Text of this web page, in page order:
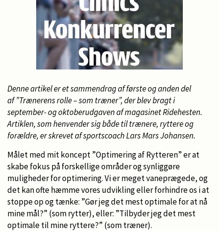
Denne artikel er et sammendrag af første og anden del
af ”Trænerens rolle – som træner”, der blev bragt i
september- og oktoberudgaven af magasinet Ridehesten.
Artiklen, som henvender sig både til trænere, ryttere og
forældre, er skrevet af sportscoach Lars Mars Johansen.
Målet med mit koncept ”Optimering af Rytteren” er at
skabe fokus på forskellige områder og synliggøre
muligheder for optimering. Vi er meget vaneprægede, og
det kan ofte hæmme vores udvikling eller forhindre os i at
stoppe op og tænke: ”Gør jeg det mest optimale for at nå
mine mål?” (som rytter), eller: ”Tilbyder jeg det mest
optimale til mine ryttere?” (som træner).